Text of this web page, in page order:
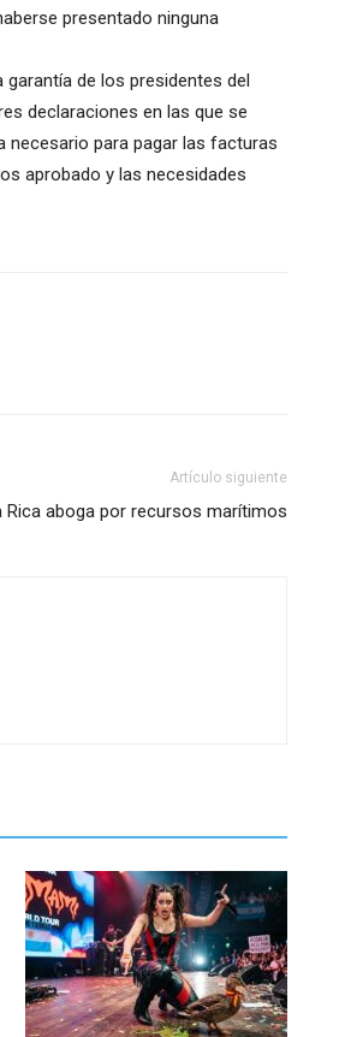
presentado ninguna
de los presidentes del
declaraciones en las que se
para pagar las facturas
aprobado y las necesidades
Artículo siguiente
Rica aboga por recursos marítimos